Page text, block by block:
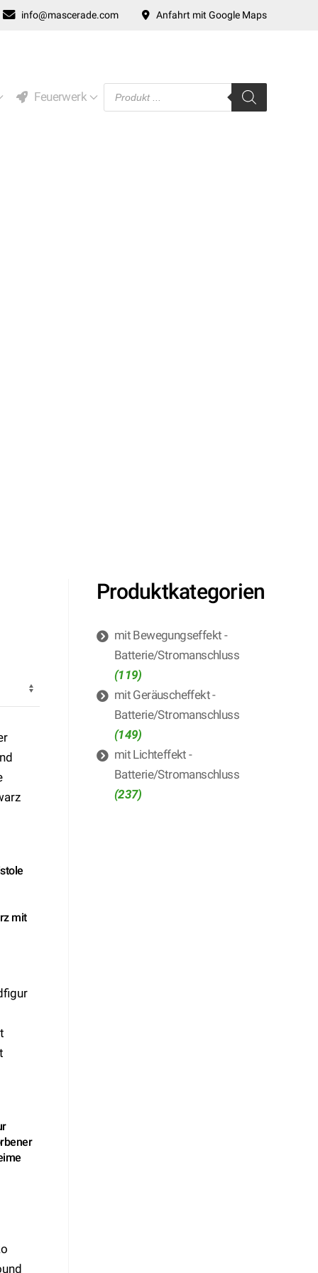
info@mascerade.com Anfahrt mit Google Maps
Feuerwerk
Products
search
mit
Produktkategorien
mit Bewegungseffekt -
Batterie/Stromanschluss
(119)
mit Geräuscheffekt -
Batterie/Stromanschluss
(149)
mit Lichteffekt -
Batterie/Stromanschluss
(237)